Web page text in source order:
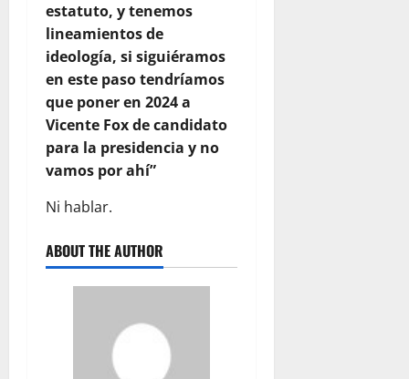
estatuto, y tenemos
lineamientos de
ideología, si siguiéramos
en este paso tendríamos
que poner en 2024 a
Vicente Fox de candidato
para la presidencia y no
vamos por ahí”
Ni hablar.
ABOUT THE AUTHOR